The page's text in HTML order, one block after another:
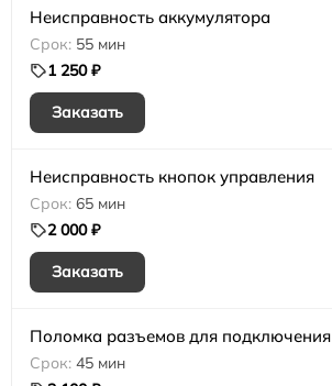
Неисправность аккумулятора
55 мин
1 250 ₽
Заказать
Неисправность кнопок управления
65 мин
2 000 ₽
Заказать
Поломка разъемов для подключения
45 мин